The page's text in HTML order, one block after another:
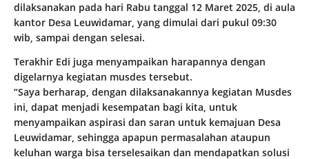
dilaksanakan pada hari Rabu tanggal 12 Maret 2025, di aula
kantor Desa Leuwidamar, yang dimulai dari pukul 09:30
wib, sampai dengan selesai.
Terakhir Edi juga menyampaikan harapannya dengan
digelarnya kegiatan musdes tersebut.
“Saya berharap, dengan dilaksanakannya kegiatan Musdes
ini, dapat menjadi kesempatan bagi kita, untuk
menyampaikan aspirasi dan saran untuk kemajuan Desa
Leuwidamar, sehingga apapun permasalahan ataupun
keluhan warga bisa terselesaikan dan mendapatkan solusi